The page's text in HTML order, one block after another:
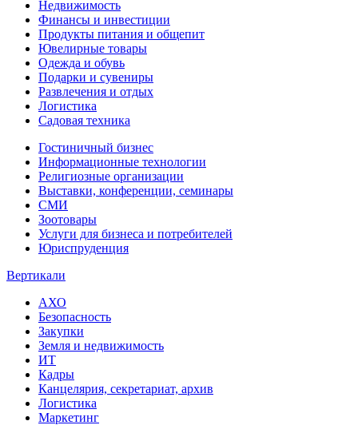
Недвижимость
Финансы и инвестиции
Продукты питания и общепит
Ювелирные товары
Одежда и обувь
Подарки и сувениры
Развлечения и отдых
Логистика
Садовая техника
Гостиничный бизнес
Информационные технологии
Религиозные организации
Выставки, конференции, семинары
СМИ
Зоотовары
Услуги для бизнеса и потребителей
Юриспруденция
Вертикали
АХО
Безопасность
Закупки
Земля и недвижимость
ИТ
Кадры
Канцелярия, секретариат, архив
Логистика
Маркетинг